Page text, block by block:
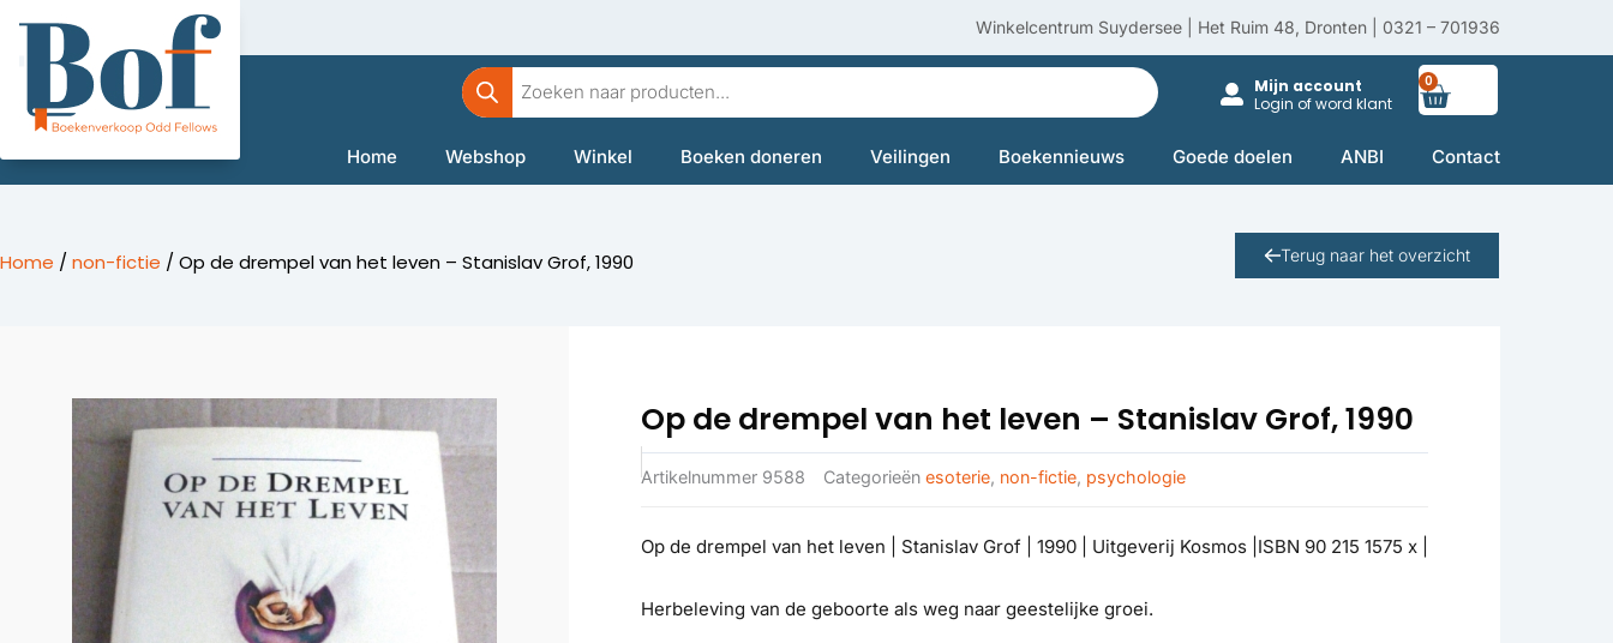
inhoud
Winkelcentrum Suydersee | Het Ruim 48, Dronten | 0321 – 701936
Producten
zoeken
Mijn account
Login of word klant
0
Home Webshop Winkel Boeken doneren Veilingen Boekennieuws Goede doelen ANBI Contact
Home / non-fictie / Op de drempel van het leven – Stanislav Grof, 1990 Terug naar het overzicht
Op de drempel van het leven – Stanislav Grof, 1990
Artikelnummer 9588 Categorieën esoterie, non-fictie, psychologie
Op de drempel van het leven | Stanislav Grof | 1990 | Uitgeverij Kosmos |ISBN 90 215 1575 x |
Herbeleving van de geboorte als weg naar geestelijke groei.